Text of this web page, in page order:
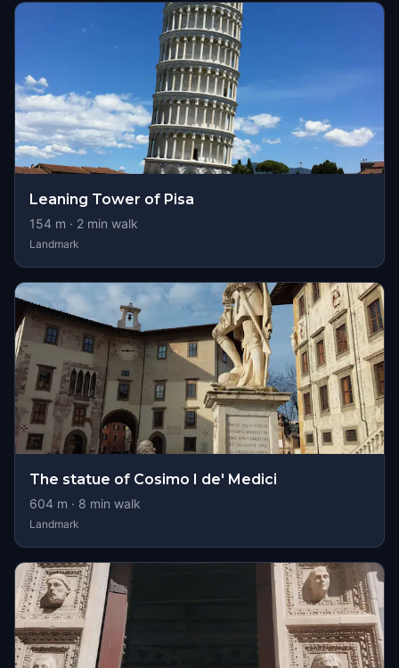
Leaning Tower of Pisa
154 m · 2 min walk
Landmark
The statue of Cosimo I de' Medici
604 m · 8 min walk
Landmark